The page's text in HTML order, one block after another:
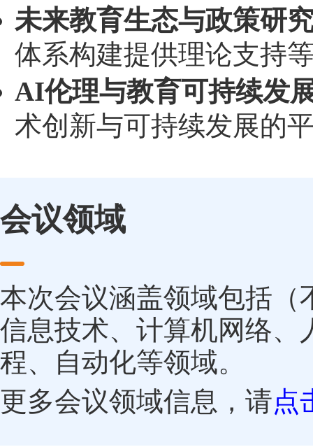
未来教育生态与政策研
体系构建提供理论支持
AI伦理与教育可持续发
术创新与可持续发展的
会议领域
本次会议涵盖领域包括（
信息技术、计算机网络、
程、自动化等领域。
更多会议领域信息，请点